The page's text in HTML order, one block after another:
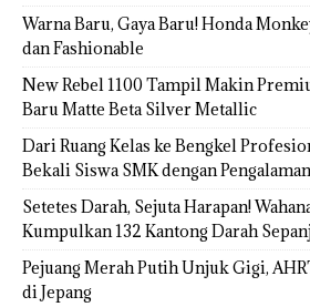
Warna Baru, Gaya Baru! Honda
dan Fashionable
New Rebel 1100 Tampil Makin
Baru Matte Beta Silver Metallic
Dari Ruang Kelas ke Bengkel
Bekali Siswa SMK dengan
Setetes Darah, Sejuta Harapan!
Kumpulkan 132 Kantong Darah
Pejuang Merah Putih Unjuk Gigi,
di Jepang